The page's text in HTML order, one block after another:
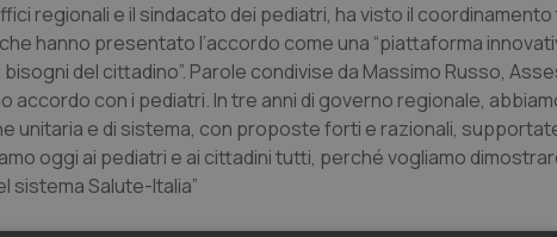
regionali e il sindacato dei pediatri, ha visto il
hanno presentato l’accordo come una “piattaforma
del cittadino”. Parole condivise da Massimo Russo,
accordo con i pediatri. In tre anni di governo regionale,
unitaria e di sistema, con proposte forti e razionali,
oggi ai pediatri e ai cittadini tutti, perché vogliamo
Salute-Italia”